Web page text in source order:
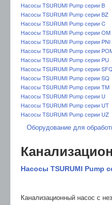
Насосы TSURUMI Pump серии B
Насосы TSURUMI Pump серии BZ
Насосы TSURUMI Pump серии C
Насосы TSURUMI Pump серии OM
Насосы TSURUMI Pump серии PNI
Насосы TSURUMI Pump серии
Насосы TSURUMI Pump серии PU
Насосы TSURUMI Pump серии SFQ
Насосы TSURUMI Pump серии SQ
Насосы TSURUMI Pump серии TM
Насосы TSURUMI Pump серии U
Насосы TSURUMI Pump серии UT
Насосы TSURUMI Pump серии UZ
Оборудование для
Насосы TSURUMI Pump
Канализационный насос с